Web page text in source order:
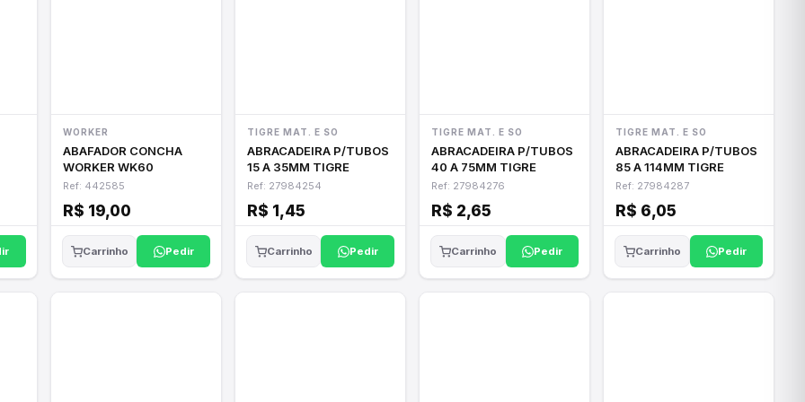
WORKER
ABAFADOR CONCHA
WORKER WK60
Ref: 442585
R$ 19,00
Carrinho Pedir
TIGRE MAT. E SO
ABRACADEIRA P/TUBOS
15 A 35MM TIGRE
Ref: 27984254
R$ 1,45
Carrinho Pedir
TIGRE MAT. E SO
ABRACADEIRA P/TUBOS
40 A 75MM TIGRE
Ref: 27984276
R$ 2,65
Carrinho Pedir
TIGRE MAT. E SO
ABRACADEIRA P/TUBOS
85 A 114MM TIGRE
Ref: 27984287
R$ 6,05
Carrinho Pedir